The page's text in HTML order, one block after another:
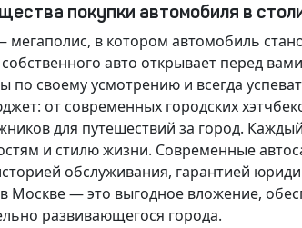
покупки автомобиля в
мегаполис, в котором автомобиль
авто открывает перед
по своему усмотрению и всегда
от современных городских
для путешествий за город.
и стилю жизни. Современные
обслуживания, гарантией
Москве — это выгодное вложение,
развивающегося города.